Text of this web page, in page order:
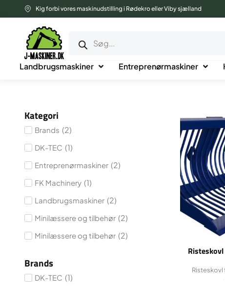
til
indholdet
Kig forbi vores maskinudstilling i Rødekro eller Viby sjælland
Landbrugsmaskiner Entreprenørmaskiner
Kategori
Brands (2)
DK-TEC (1)
Entreprenørmaskiner (2)
FK Machinery (1)
Landbrugsmaskiner (2)
Minilæssere og tilbehør (2)
Minilæssere og tilbehør (2)
Brands
DK-TEC (1)
Risteskovl